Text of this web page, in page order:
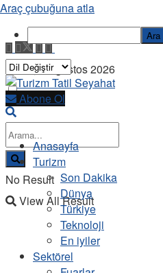
Pazar, 9 Ağustos 2026
No Result
View All Result
Abone Ol
Anasayfa
Turizm
Son Dakika
Dünya
Türkiye
Teknoloji
En iyiler
Sektörel
Araç çubuğuna atla
Ara